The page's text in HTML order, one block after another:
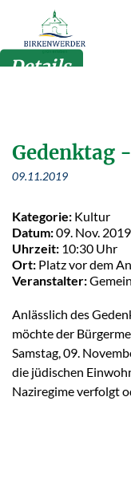
Zum Hauptinhalt
Details
Gedenktag
09.11.2019
Kategorie: Kultur
Datum:09. Nov. 2019
Uhrzeit: 10:30 Uhr
Ort: Platz vor dem
Veranstalter:
Anlässlich des
möchte der
Samstag, 09.
die jüdischen
Naziregime verfolgt